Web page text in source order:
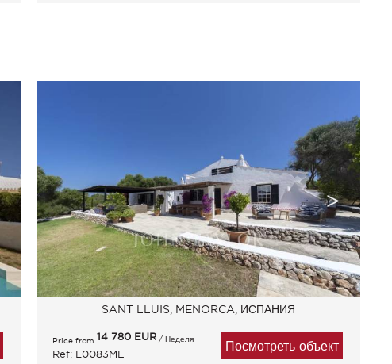
SANT LLUIS, MENORCA, ИСПАНИЯ
Price from 14 780 EUR / Неделя
Ref: L0083ME
Посмотреть объект